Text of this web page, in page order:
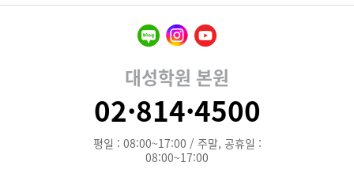
대성학원 본원
02·814·4500
평일 : 08:00~17:00 / 주말, 공휴일 :
08:00~17:00